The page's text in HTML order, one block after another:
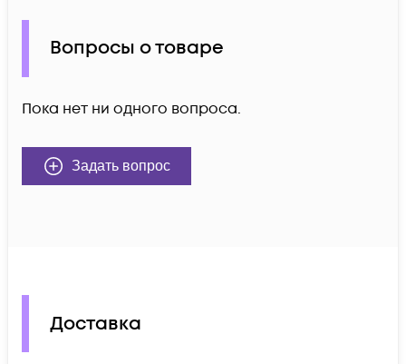
Вопросы о товаре
Пока нет ни одного вопроса.
Задать вопрос
Доставка